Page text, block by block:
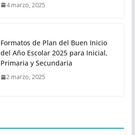
4 marzo, 2025
Formatos de Plan del Buen Inicio
del Año Escolar 2025 para Inicial,
Primaria y Secundaria
2 marzo, 2025